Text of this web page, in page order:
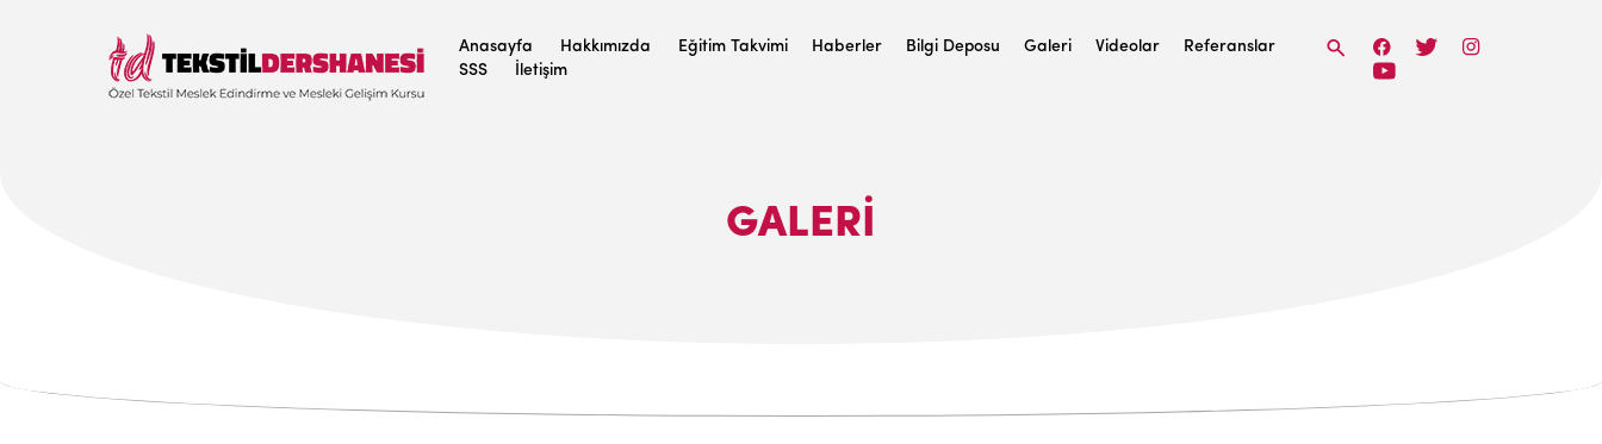
Anasayfa Hakkımızda Eğitim Takvimi Haberler Bilgi Deposu Galeri Videolar
Referanslar
SSS
İletişim
GALERI